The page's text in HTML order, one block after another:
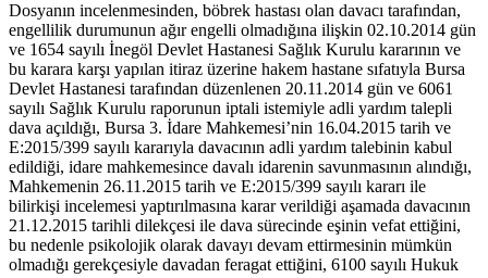
Dosyanın incelenmesinden, böbrek hastası olan davacı tarafından,
engellilik durumunun ağır engelli olmadığına ilişkin 02.10.2014 gün
ve 1654 sayılı İnegöl Devlet Hastanesi Sağlık Kurulu kararının ve
bu karara karşı yapılan itiraz üzerine hakem hastane sıfatıyla Bursa
Devlet Hastanesi tarafından düzenlenen 20.11.2014 gün ve 6061
sayılı Sağlık Kurulu raporunun iptali istemiyle adli yardım talepli
dava açıldığı, Bursa 3. İdare Mahkemesi’nin 16.04.2015 tarih ve
E:2015/399 sayılı kararıyla davacının adli yardım talebinin kabul
edildiği, idare mahkemesince davalı idarenin savunmasının alındığı,
Mahkemenin 26.11.2015 tarih ve E:2015/399 sayılı kararı ile
bilirkişi incelemesi yaptırılmasına karar verildiği aşamada davacının
21.12.2015 tarihli dilekçesi ile dava sürecinde eşinin vefat ettiğini,
bu nedenle psikolojik olarak davayı devam ettirmesinin mümkün
olmadığı gerekçesiyle davadan feragat ettiğini, 6100 sayılı Hukuk